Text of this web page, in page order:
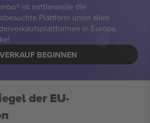
ist mittlerweile die
Plattform unter allen
in Europa.
VERKAUF BEGINNEN
der EU-